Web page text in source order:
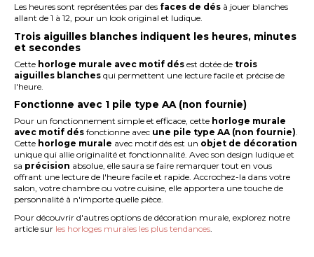
Les heures sont représentées par des faces de dés à jouer blanches
allant de 1 à 12, pour un look original et ludique.
Trois aiguilles blanches indiquent les heures, minutes
et secondes
Cette horloge murale avec motif dés est dotée de trois
aiguilles blanches qui permettent une lecture facile et précise de
l'heure.
Fonctionne avec 1 pile type AA (non fournie)
Pour un fonctionnement simple et efficace, cette horloge murale
avec motif dés fonctionne avec une pile type AA (non fournie).
Cette horloge murale avec motif dés est un objet de décoration
unique qui allie originalité et fonctionnalité. Avec son design ludique et
sa précision absolue, elle saura se faire remarquer tout en vous
offrant une lecture de l'heure facile et rapide. Accrochez-la dans votre
salon, votre chambre ou votre cuisine, elle apportera une touche de
personnalité à n'importe quelle pièce.
Pour découvrir d'autres options de décoration murale, explorez notre
article sur les horloges murales les plus tendances